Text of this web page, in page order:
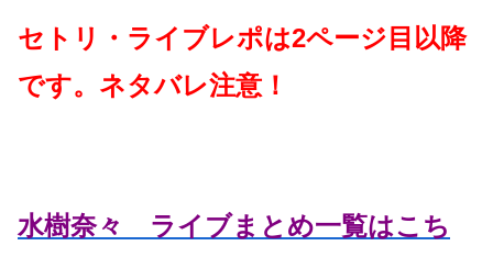
セトリ・ライブレポは2ページ目以降
です。ネタバレ注意！
水樹奈々 ライブまとめ一覧はこち